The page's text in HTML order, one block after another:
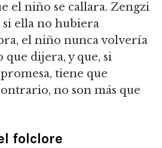
el niño se callara. Zengzi
ella no hubiera
el niño nunca volvería
que dijera, y que, si
tiene que
no son más que
folclore